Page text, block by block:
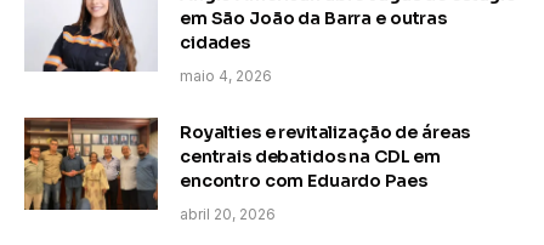
em São João da Barra e outras
cidades
maio 4, 2026
Royalties e revitalização de áreas
centrais debatidos na CDL em
encontro com Eduardo Paes
abril 20, 2026